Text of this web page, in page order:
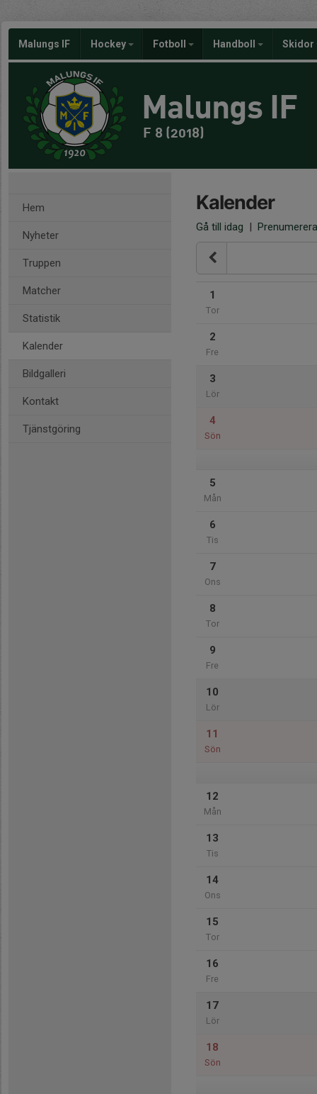
Malungs IF Hockey Fotboll Handboll Skidor
Malungs IF
F 8 (2018)
Hem
Nyheter
Truppen
Matcher
Statistik
Kalender
Bildgalleri
Kontakt
Tjänstgöring
Kalender
Gå till idag | Prenumerera
1
Tor
2
Fre
3
Lör
4
Sön
5
Mån
6
Tis
7
Ons
8
Tor
9
Fre
10
Lör
11
Sön
12
Mån
13
Tis
14
Ons
15
Tor
16
Fre
17
Lör
18
Sön